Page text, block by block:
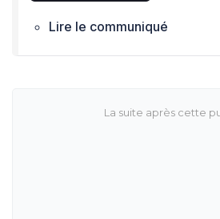
Lire le communiqué